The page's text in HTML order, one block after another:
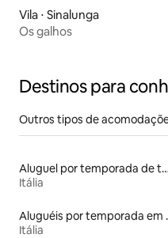
Vila ⋅ Sinalunga
Os galhos
Destinos para
Outros tipos de
Aluguel por
Itália
Itália